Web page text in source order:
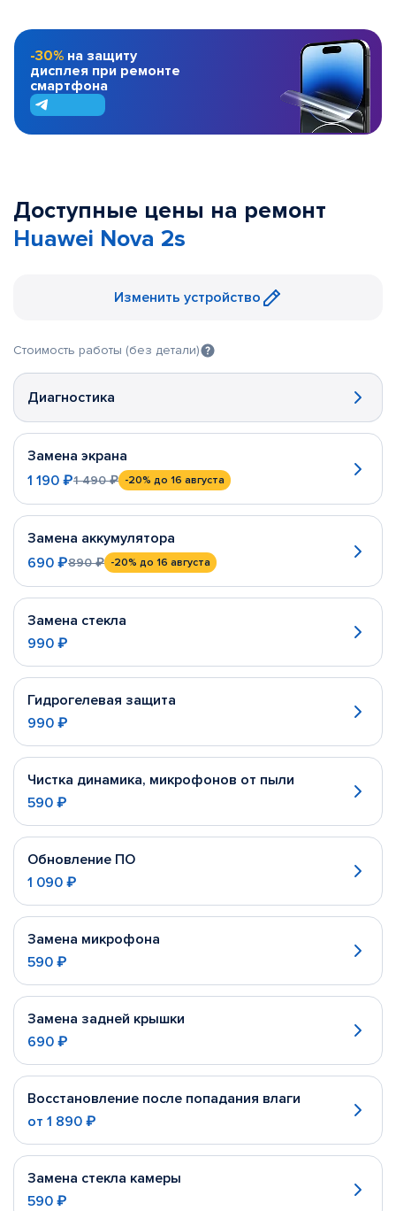
-30% на защиту
дисплея при ремонте
смартфона
Доступные цены на ремонт
Huawei Nova 2s
Изменить устройство
Стоимость работы (без детали)
Диагностика
Замена экрана
1 190 ₽1 490 ₽ -20% до 16 августа
Замена аккумулятора
690 ₽890 ₽ -20% до 16 августа
Замена стекла
990 ₽
Гидрогелевая защита
990 ₽
Чистка динамика, микрофонов от пыли
590 ₽
Обновление ПО
1 090 ₽
Замена микрофона
590 ₽
Замена задней крышки
690 ₽
Восстановление после попадания влаги
от 1 890 ₽
Замена стекла камеры
590 ₽